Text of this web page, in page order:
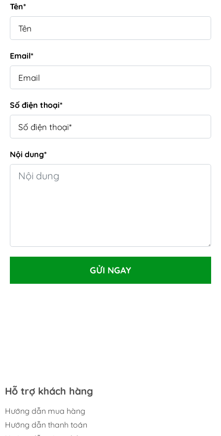
Tên*
Email*
Số điện thoại*
Nội dung*
GỬI NGAY
Hỗ trợ khách hàng
Hướng dẫn mua hàng
Hướng dẫn thanh toán